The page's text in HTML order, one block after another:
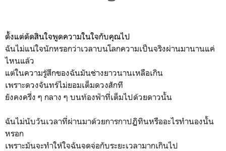
ตั้งแต่ตัดสินใจพูดความในใจกับคุณไป
ฉันไม่แน่ใจนักหรอกว่าเวลาบนโลกความเป็นจริงผ่านมานานแค่
ไหนแล้ว
แต่ในความรู้สึกของฉันมันช่างยาวนานเหลือเกิน
เพราะดวงจันทร์ไม่ยอมเต็มดวงสักที
ยังคงครึ่ง ๆ กลาง ๆ บนท้องฟ้าที่เต็มไปด้วยดาวนั้น
ฉันไม่นับวันเวลาที่ผ่านมาด้วยการกาปฏิทินหรืออะไรทำนองนั้น
หรอก
เพราะมันจะทำให้ใจฉันจดจ่อกับระยะเวลามากเกินไป